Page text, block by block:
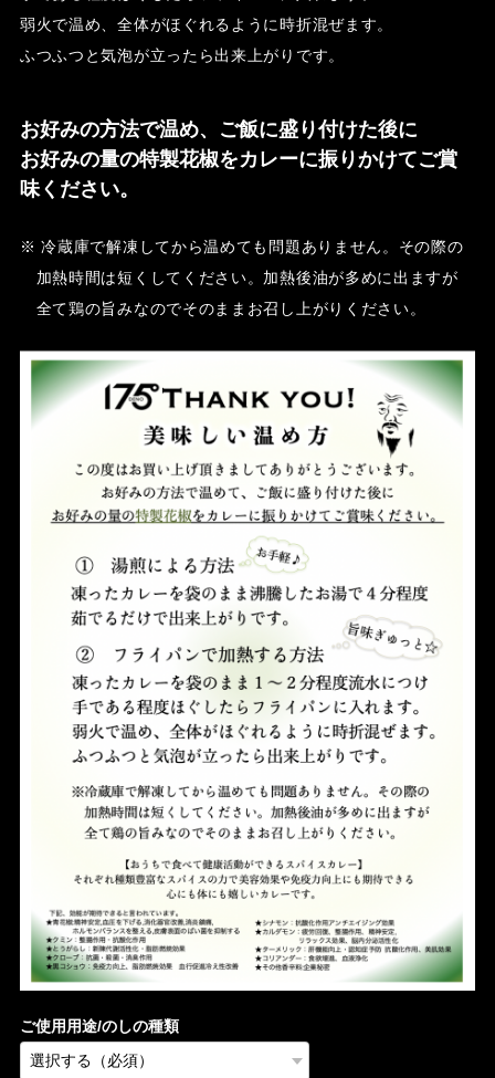
弱火で温め、全体がほぐれるように時折混ぜます。
ふつふつと気泡が立ったら出来上がりです。
お好みの方法で温め、ご飯に盛り付けた後に
お好みの量の特製花椒をカレーに振りかけてご賞
味ください。
※ 冷蔵庫で解凍してから温めても問題ありません。その際の
加熱時間は短くしてください。加熱後油が多めに出ますが
全て鶏の旨みなのでそのままお召し上がりください。
ご使用用途/のしの種類